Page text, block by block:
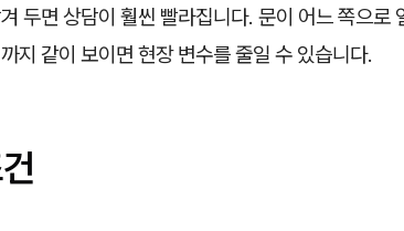
두면 상담이 훨씬 빨라집니다. 문이 어느 쪽으로
지 같이 보이면 현장 변수를 줄일 수 있습니다.